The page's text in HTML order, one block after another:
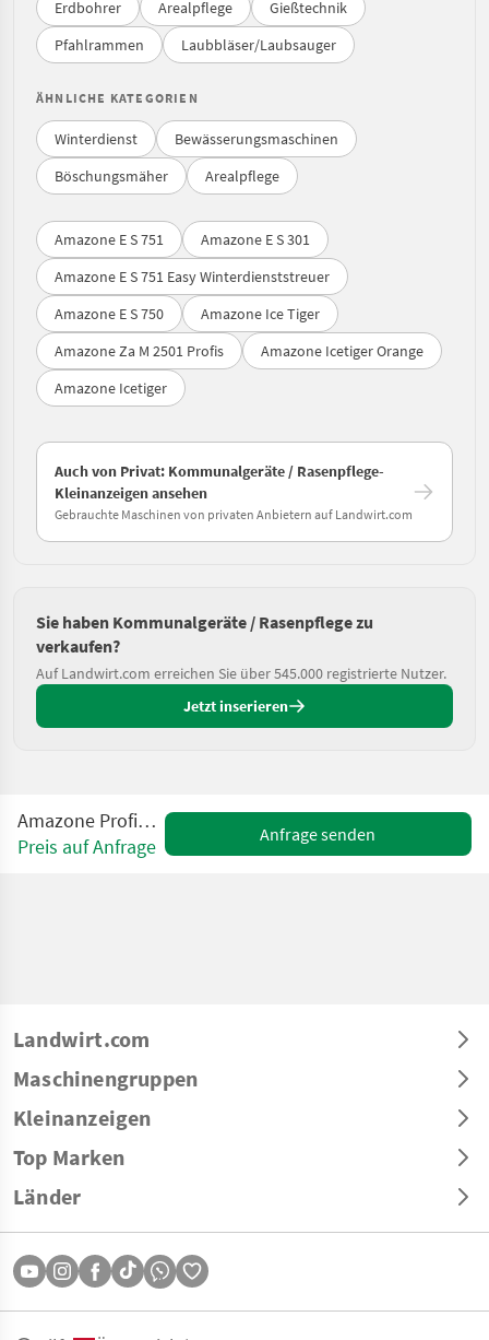
Erdbohrer
Arealpflege
Gießtechnik
Pfahlrammen
Laubbläser/Laubsauger
ÄHNLICHE KATEGORIEN
Winterdienst
Bewässerungsmaschinen
Böschungsmäher
Arealpflege
Amazone E S 751
Amazone E S 301
Amazone E S 751 Easy Winterdienststreuer
Amazone E S 750
Amazone Ice Tiger
Amazone Za M 2501 Profis
Amazone Icetiger Orange
Amazone Icetiger
Auch von Privat: Kommunalgeräte / Rasenpflege-
Kleinanzeigen ansehen
Gebrauchte Maschinen von privaten Anbietern auf Landwirt.com
Sie haben Kommunalgeräte / Rasenpflege zu
verkaufen?
Auf Landwirt.com erreichen Sie über 545.000 registrierte Nutzer.
Jetzt inserieren
Amazone Profihopper 1250
Preis auf Anfrage
Anfrage senden
Landwirt.com
Maschinengruppen
Kleinanzeigen
Top Marken
Länder